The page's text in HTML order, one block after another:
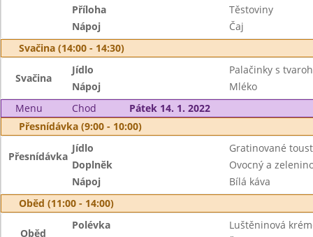
Příloha
Těstoviny
Nápoj
Čaj
Svačina (14:00 - 14:30)
Svačina
Jídlo
Palačinky s
Nápoj
Mléko
Menu
Chod
Pátek 14. 1. 2022
Přesnídávka (9:00 - 10:00)
Přesnídávka
Jídlo
Gratinované
Doplněk
Ovocný a
Nápoj
Bílá káva
Oběd (11:00 - 14:00)
Oběd
Polévka
Luštěninová